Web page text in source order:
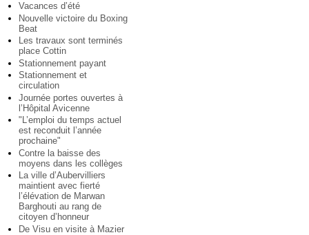
Vacances d’été
Nouvelle victoire du Boxing
Beat
Les travaux sont terminés
place Cottin
Stationnement payant
Stationnement et
circulation
Journée portes ouvertes à
l’Hôpital Avicenne
"L’emploi du temps actuel
est reconduit l’année
prochaine"
Contre la baisse des
moyens dans les collèges
La ville d’Aubervilliers
maintient avec fierté
l’élévation de Marwan
Barghouti au rang de
citoyen d’honneur
De Visu en visite à Mazier